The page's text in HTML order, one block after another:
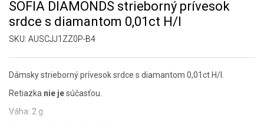
SOFIA DIAMONDS strieborný prívesok
srdce s diamantom 0,01ct H/I
SKU: AUSCJJ1ZZ0P-B4
Dámsky strieborný prívesok srdce s diamantom 0,01ct H/I.
Retiazka nie jesúčasťou.
Váha: 2 g.